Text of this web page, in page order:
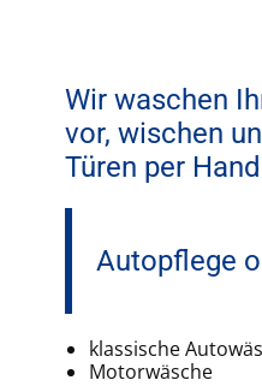
Wir waschen
vor, wischen
Türen per
Autopflege
klassische